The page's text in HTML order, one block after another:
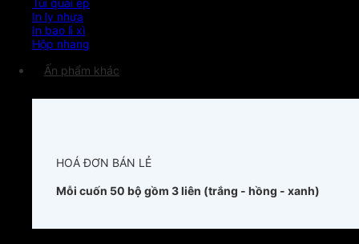
In ly nhựa
In bao lì xì
Hộp nhang
Ấn phẩm khác
HOÁ ĐƠN BÁN LẺ
Mỗi cuốn 50 bộ gồm 3 liên (trắng - hồng - xanh)